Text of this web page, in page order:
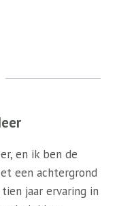
en ik ben de
een achtergrond
jaar ervaring in